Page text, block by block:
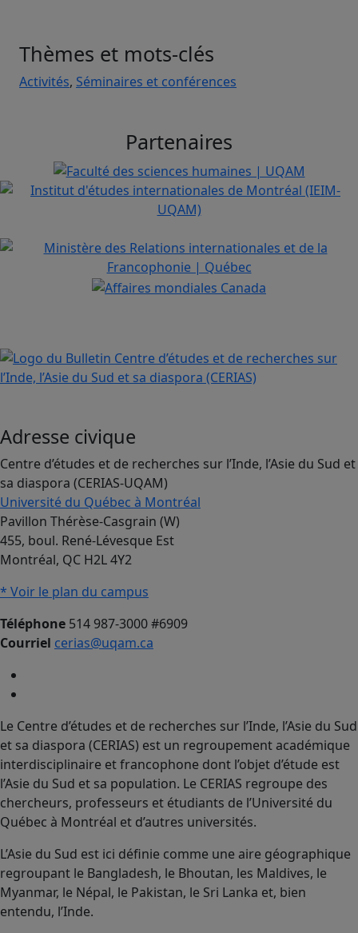
Thèmes et mots-clés
Activités, Séminaires et conférences
Partenaires
Adresse civique
Centre d’études et de recherches sur l’Inde, l’Asie du Sud et
sa diaspora (CERIAS-UQAM)
Université du Québec à Montréal
Pavillon Thérèse-Casgrain (W)
455, boul. René-Lévesque Est
Montréal, QC H2L 4Y2
* Voir le plan du campus
Téléphone 514 987-3000 #6909
Courriel cerias@uqam.ca
Le Centre d’études et de recherches sur l’Inde, l’Asie du Sud
et sa diaspora (CERIAS) est un regroupement académique
interdisciplinaire et francophone dont l’objet d’étude est
l’Asie du Sud et sa population. Le CERIAS regroupe des
chercheurs, professeurs et étudiants de l’Université du
Québec à Montréal et d’autres universités.
L’Asie du Sud est ici définie comme une aire géographique
regroupant le Bangladesh, le Bhoutan, les Maldives, le
Myanmar, le Népal, le Pakistan, le Sri Lanka et, bien
entendu, l’Inde.